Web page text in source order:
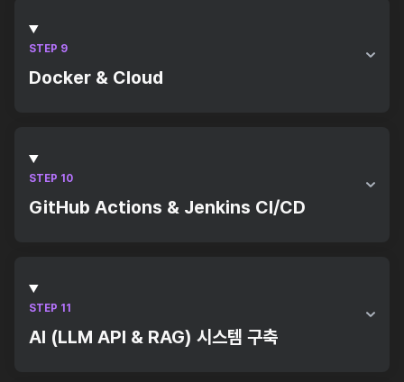
STEP 9
Docker & Cloud
STEP 10
GitHub Actions & Jenkins CI/CD
STEP 11
AI (LLM API & RAG) 시스템 구축